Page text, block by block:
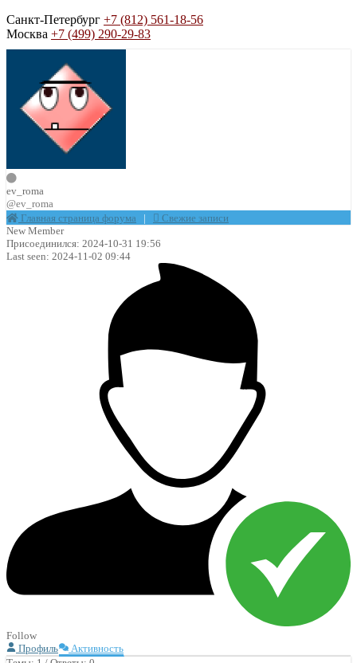
Санкт-Петербург +7 (812) 561-18-56
Москва +7 (499) 290-29-83
ev_roma
@ev_roma
Главная страница форума |
Свежие записи
New Member
Присоединился: 2024-10-31 19:56
Last seen: 2024-11-02 09:44
Follow
Профиль
Активность